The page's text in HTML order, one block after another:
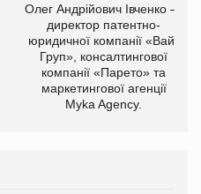
Олег Андрійович Івченко —
директор патентно-
юридичної компанії «Вайз
Груп», консалтингової
компанії «Парето» та
маркетингової агенції
Myka Agency.